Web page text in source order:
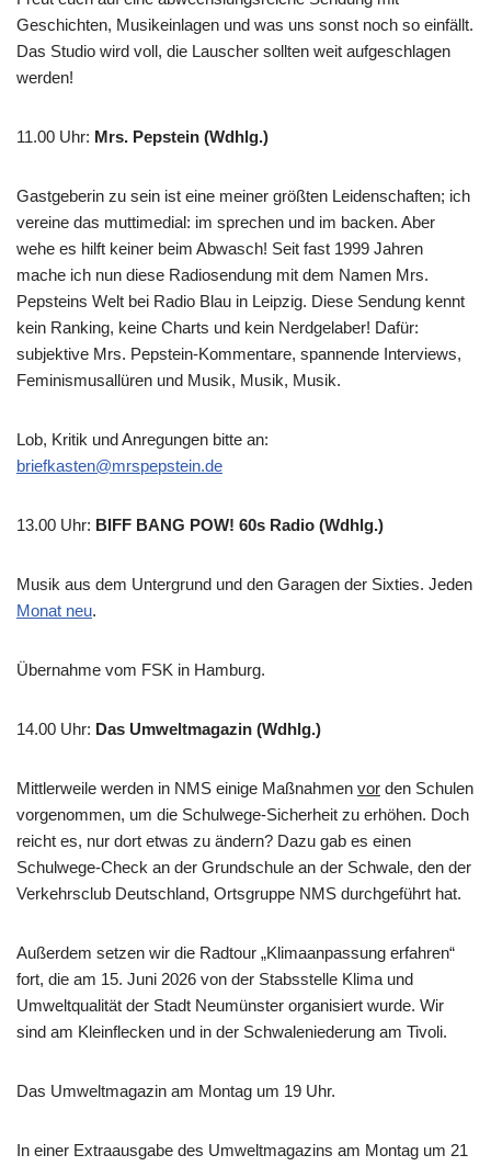
Geschichten, Musikeinlagen und was uns sonst noch so einfällt.
Das Studio wird voll, die Lauscher sollten weit aufgeschlagen
werden!
11.00 Uhr: Mrs. Pepstein (Wdhlg.)
Gastgeberin zu sein ist eine meiner größten Leidenschaften; ich
vereine das muttimedial: im sprechen und im backen. Aber
wehe es hilft keiner beim Abwasch! Seit fast 1999 Jahren
mache ich nun diese Radiosendung mit dem Namen Mrs.
Pepsteins Welt bei Radio Blau in Leipzig. Diese Sendung kennt
kein Ranking, keine Charts und kein Nerdgelaber! Dafür:
subjektive Mrs. Pepstein-Kommentare, spannende Interviews,
Feminismusallüren und Musik, Musik, Musik.
Lob, Kritik und Anregungen bitte an:
briefkasten@mrspepstein.de
13.00 Uhr: BIFF BANG POW! 60s Radio (Wdhlg.)
Musik aus dem Untergrund und den Garagen der Sixties. Jeden
Monat neu.
Übernahme vom FSK in Hamburg.
14.00 Uhr: Das Umweltmagazin (Wdhlg.)
Mittlerweile werden in NMS einige Maßnahmen vor den Schulen
vorgenommen, um die Schulwege-Sicherheit zu erhöhen. Doch
reicht es, nur dort etwas zu ändern? Dazu gab es einen
Schulwege-Check an der Grundschule an der Schwale, den der
Verkehrsclub Deutschland, Ortsgruppe NMS durchgeführt hat.
Außerdem setzen wir die Radtour „Klimaanpassung erfahren“
fort, die am 15. Juni 2026 von der Stabsstelle Klima und
Umweltqualität der Stadt Neumünster organisiert wurde. Wir
sind am Kleinflecken und in der Schwaleniederung am Tivoli.
Das Umweltmagazin am Montag um 19 Uhr.
In einer Extraausgabe des Umweltmagazins am Montag um 21